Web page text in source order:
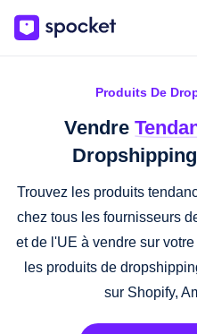
Produits De
Vendre
Trouvez les produits
chez tous les fournisseurs
et de l'UE à vendre sur
les produits de
sur Shopify,